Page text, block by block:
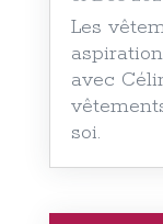
Les
avec
soi.